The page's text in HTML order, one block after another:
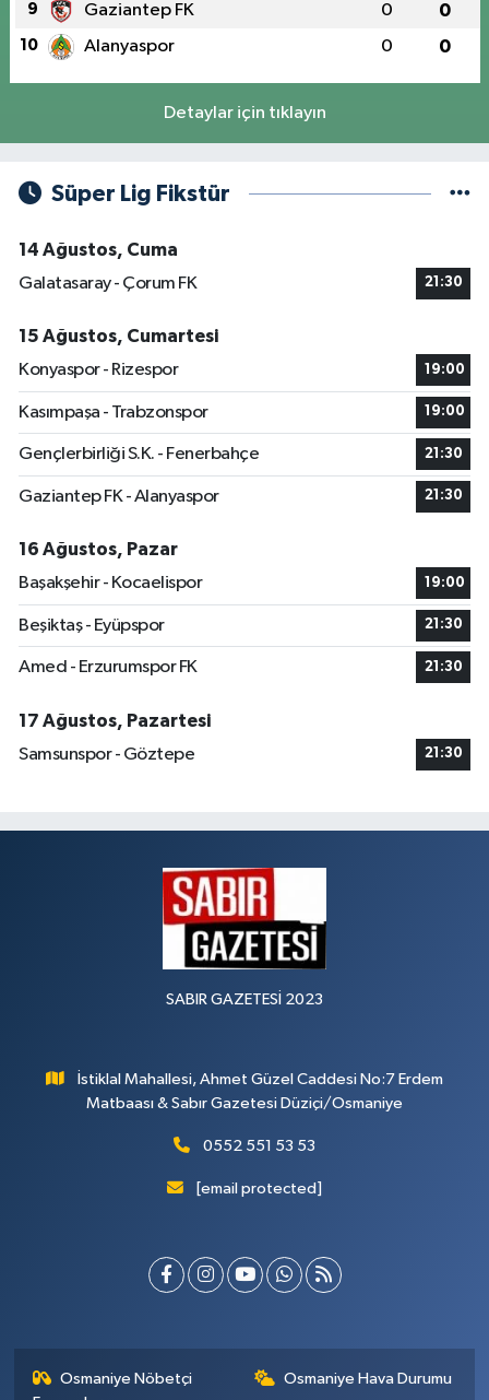
9 Gaziantep FK 0 0
10 Alanyaspor 0 0
Detaylar için tıklayın
Süper Lig Fikstür
14 Ağustos, Cuma
Galatasaray - Çorum FK
21:30
15 Ağustos, Cumartesi
Konyaspor - Rizespor
19:00
Kasımpaşa - Trabzonspor 19:00
Gençlerbirliği S.K. - Fenerbahçe 21:30
Gaziantep FK - Alanyaspor 21:30
16 Ağustos, Pazar
Başakşehir - Kocaelispor
19:00
Beşiktaş - Eyüpspor 21:30
Amed - Erzurumspor FK 21:30
17 Ağustos, Pazartesi
Samsunspor - Göztepe
21:30
SABIR GAZETESİ 2023
İstiklal Mahallesi, Ahmet Güzel Caddesi No:7 Erdem
Matbaası & Sabır Gazetesi Düziçi/Osmaniye
0552 551 53 53
[email protected]
Osmaniye Nöbetçi
Osmaniye Hava Durumu